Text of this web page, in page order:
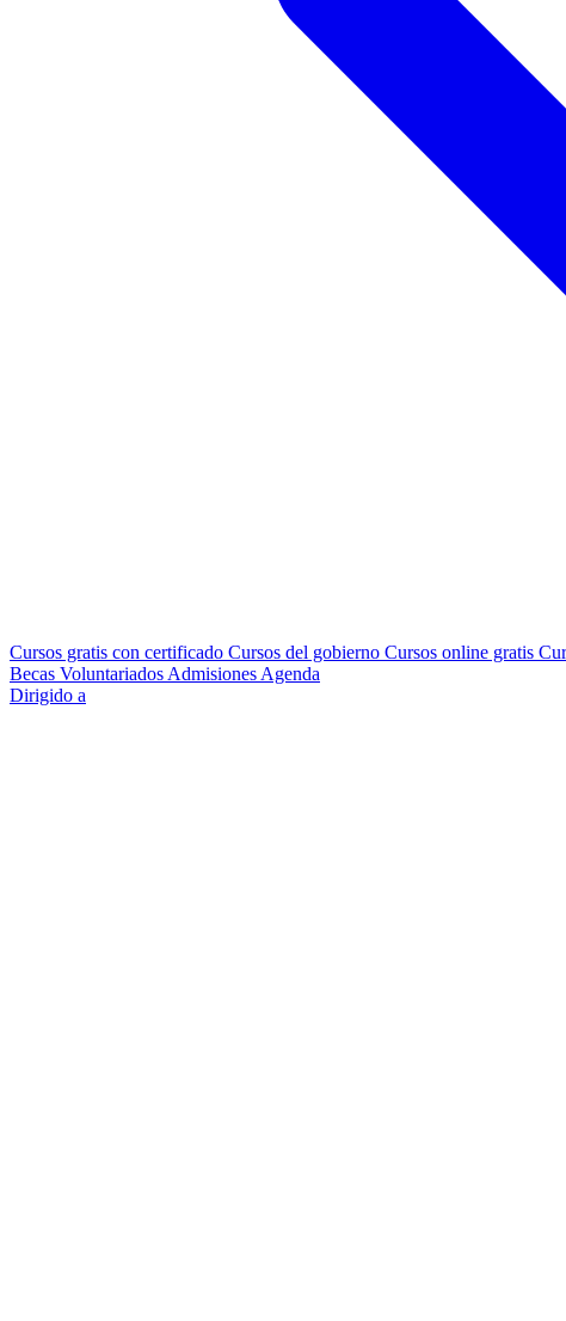
Cursos gratis con certificado Cursos del gobierno Cursos online gratis
Becas Voluntariados Admisiones Agenda
Dirigido a